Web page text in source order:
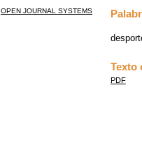
OPEN JOURNAL SYSTEMS
Texto
PDF